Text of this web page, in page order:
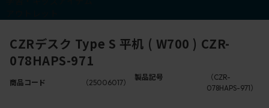
CZRデスク Type S 平机 ( W700 ) CZR-
078HAPS-971
商品コード （25006017）
製品記号
（CZR-
078HAPS-971）